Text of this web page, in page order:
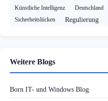
Künstliche Intelligenz
Deutschland
Sicherheitslücken
Regulierung
Weitere Blogs
Born IT- und Windows Blog